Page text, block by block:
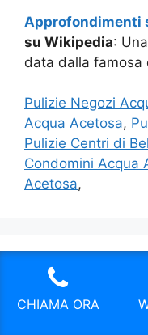
Approfondimenti
su Wikipedia:
data dalla famosa
Pulizie Negozi
Acqua Acetosa,
Pulizie Centri di
Condomini Acqua
Acetosa,
I nostri servizi
CHIAMA ORA